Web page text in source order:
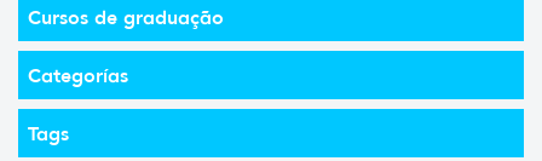
Cursos de graduação
Categorías
Tags